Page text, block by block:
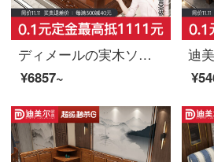
ディメールの実木ソファセットの貴妃のリビングルームの新しい中国式家具のセットの保管物木質ソファセットの茶卓（単品では出荷できません）
¥6857~